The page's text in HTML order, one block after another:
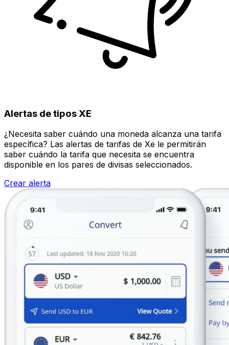
Alertas de tipos XE
¿Necesita saber cuándo una moneda alcanza una tarifa
específica? Las alertas de tarifas de Xe le permitirán
saber cuándo la tarifa que necesita se encuentra
disponible en los pares de divisas seleccionados.
Crear alerta